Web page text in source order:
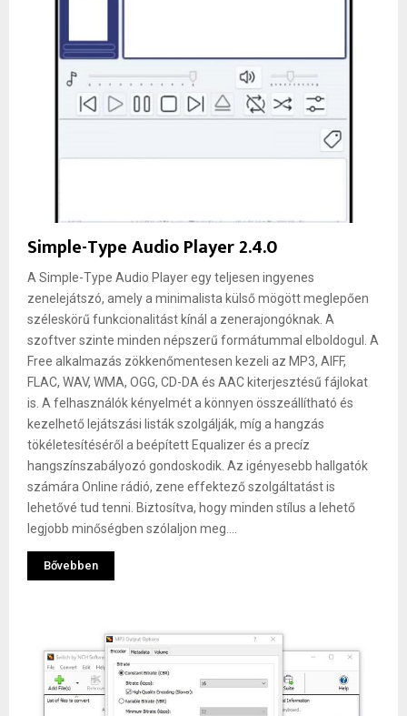
Simple-Type Audio Player 2.4.0
A Simple-Type Audio Player egy teljesen ingyenes
zenelejátszó, amely a minimalista külső mögött meglepően
széleskörű funkcionalitást kínál a zenerajongóknak. A
szoftver szinte minden népszerű formátummal elboldogul. A
Free alkalmazás zökkenőmentesen kezeli az MP3, AIFF,
FLAC, WAV, WMA, OGG, CD-DA és AAC kiterjesztésű fájlokat
is. A felhasználók kényelmét a könnyen összeállítható és
kezelhető lejátszási listák szolgálják, míg a hangzás
tökéletesítéséről a beépített Equalizer és a precíz
hangszínszabályozó gondoskodik. Az igényesebb hallgatók
számára Online rádió, zene effektező szolgáltatást is
lehetővé tud tenni. Biztosítva, hogy minden stílus a lehető
legjobb minőségben szólaljon meg....
Bővebben